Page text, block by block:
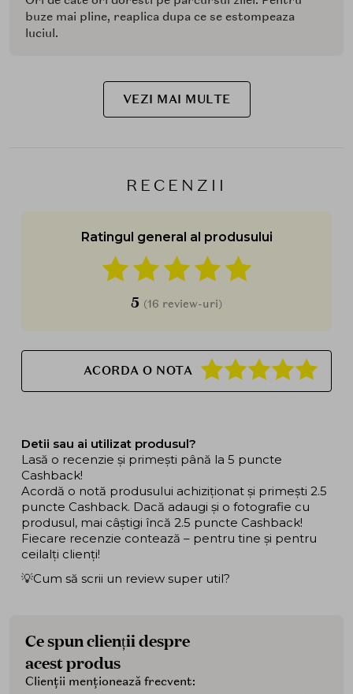
buze mai pline, reaplica dupa ce se estompeaza
luciul.
VEZI MAI MULTE
RECENZII
Ratingul general al produsului
5 (16 review-uri)
ACORDA O NOTA
Detii sau ai utilizat produsul?
Lasă o recenzie și primești până la 5 puncte
Cashback!
Acordă o notă produsului achiziționat și primești 2.5
puncte Cashback. Dacă adaugi și o fotografie cu
produsul, mai câștigi încă 2.5 puncte Cashback!
Fiecare recenzie contează – pentru tine și pentru
ceilalți clienți!
💡Cum să scrii un review super util?
Ce spun clienții despre
acest produs
Clienții menționează frecvent: